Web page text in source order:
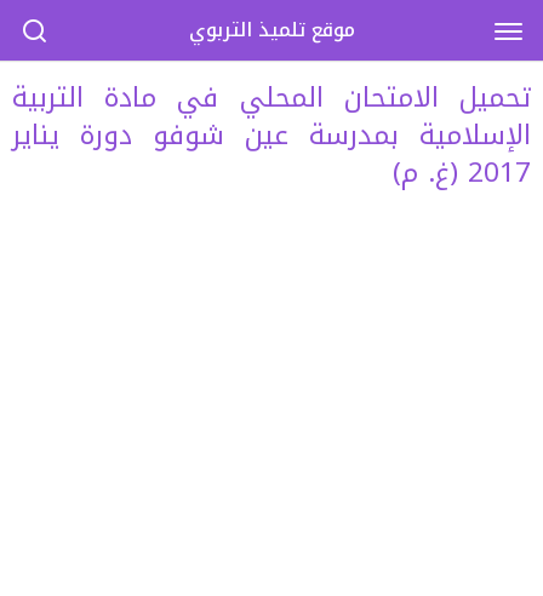
تحميل الامتحان المحلي في مادة التربية
الإسلامية بمدرسة عين شوفو دورة يناير
2017 (غ. م)
موقع تلميذ التربوي